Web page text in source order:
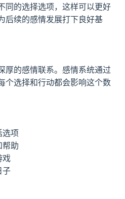
同的选择选项，这样可以更好
后续的感情发展打下良好基
厚的感情联系。感情系统通过
个选择和行动都会影响这个数
选项
帮助
戏
子